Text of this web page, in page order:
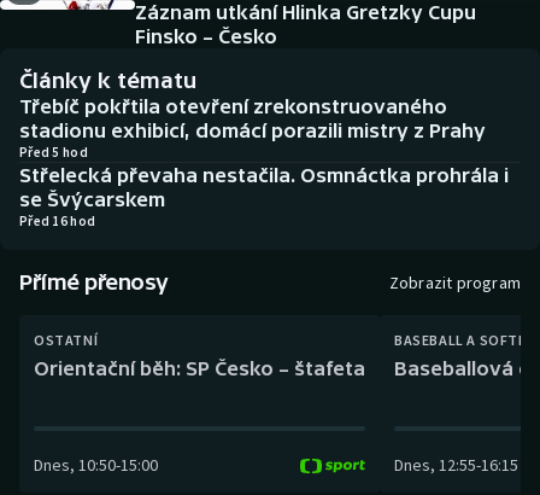
Baseball a softbal
Basketbal
Biatlon
Boby a skeleton
Dostihy
Futsal
Soutěže
Historické návraty
Aplikace ČT sport
AZ kvíz
Záznam utkání Hlinka Gretzky Cupu
Finsko – Česko
Články k tématu
Třebíč pokřtila otevření zrekonstruovaného
stadionu exhibicí, domácí porazili mistry z Prahy
Před 5 hod
Střelecká převaha nestačila. Osmnáctka prohrála i
se Švýcarskem
Před 16 hod
Přímé přenosy Zobrazit program
OSTATNÍ
Orientační běh: SP Česko – štafeta
Dnes, 10:50-15:00
BASEBALL A
Baseballová
Dnes, 12:55-16:15